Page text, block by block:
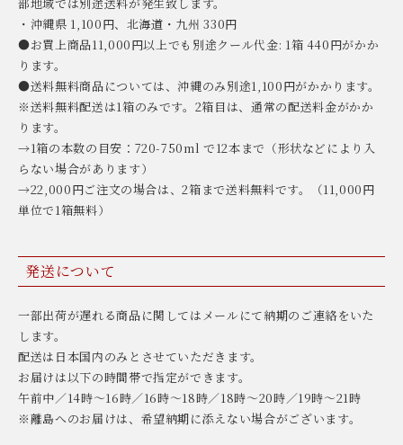
・沖縄県 1,100円、北海道・九州 330円
●お買上商品11,000円以上でも別途クール代金: 1箱 440円がかか
ります。
●送料無料商品については、沖縄のみ別途1,100円がかかります。
※送料無料配送は1箱のみです。2箱目は、通常の配送料金がかか
ります。
→1箱の本数の目安：720-750ml で12本まで（形状などにより入
らない場合があります）
→22,000円ご注文の場合は、2箱まで送料無料です。（11,000円
単位で1箱無料）
発送について
一部出荷が遅れる商品に関してはメールにて納期のご連絡をいた
します。
配送は日本国内のみとさせていただきます。
お届けは以下の時間帯で指定ができます。
午前中／14時〜16時／16時〜18時／18時〜20時／19時〜21時
※離島へのお届けは、希望納期に添えない場合がございます。